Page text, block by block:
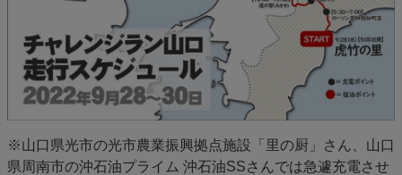
※山口県光市の光市農業振興拠点施設「里の厨」さん、山口
県周南市の沖石油プライム 沖石油SSさんでは急遽充電させ